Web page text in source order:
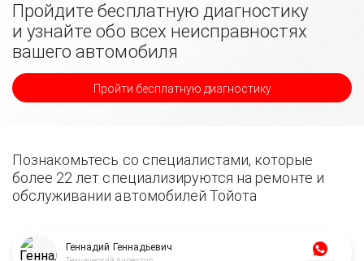
Пройдите бесплатную диагностику
и узнайте обо всех неисправностях
вашего автомобиля
Пройти бесплатную диагностику
Познакомьтесь со специалистами, которые
более 22 лет специализируются на ремонте и
обслуживании автомобилей Тойота
Геннадий Геннадьевич